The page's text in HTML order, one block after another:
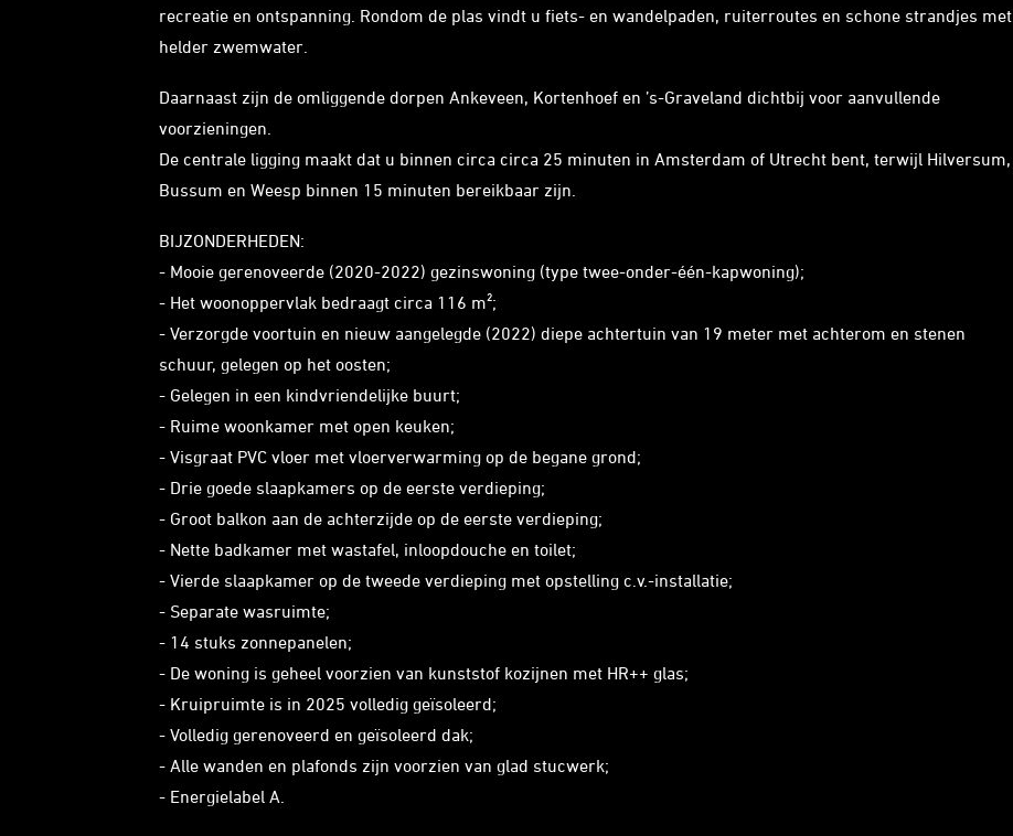
recreatie en ontspanning. Rondom de plas vindt u fiets- en wandelpaden, ruiterroutes en schone strandjes met
helder zwemwater.
Daarnaast zijn de omliggende dorpen Ankeveen, Kortenhoef en ’s-Graveland dichtbij voor aanvullende
voorzieningen.
De centrale ligging maakt dat u binnen circa circa 25 minuten in Amsterdam of Utrecht bent, terwijl Hilversum,
Bussum en Weesp binnen 15 minuten bereikbaar zijn.
BIJZONDERHEDEN:
- Mooie gerenoveerde (2020-2022) gezinswoning (type twee-onder-één-kapwoning);
- Het woonoppervlak bedraagt circa 116 m²;
- Verzorgde voortuin en nieuw aangelegde (2022) diepe achtertuin van 19 meter met achterom en stenen
schuur, gelegen op het oosten;
- Gelegen in een kindvriendelijke buurt;
- Ruime woonkamer met open keuken;
- Visgraat PVC vloer met vloerverwarming op de begane grond;
- Drie goede slaapkamers op de eerste verdieping;
- Groot balkon aan de achterzijde op de eerste verdieping;
- Nette badkamer met wastafel, inloopdouche en toilet;
- Vierde slaapkamer op de tweede verdieping met opstelling c.v.-installatie;
- Separate wasruimte;
- 14 stuks zonnepanelen;
- De woning is geheel voorzien van kunststof kozijnen met HR++ glas;
- Kruipruimte is in 2025 volledig geïsoleerd;
- Volledig gerenoveerd en geïsoleerd dak;
- Alle wanden en plafonds zijn voorzien van glad stucwerk;
- Energielabel A.